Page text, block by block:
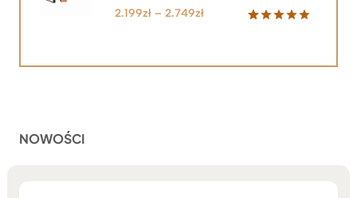
2.199zł – 2.749złZakres
2.199zł
NOWOŚCI